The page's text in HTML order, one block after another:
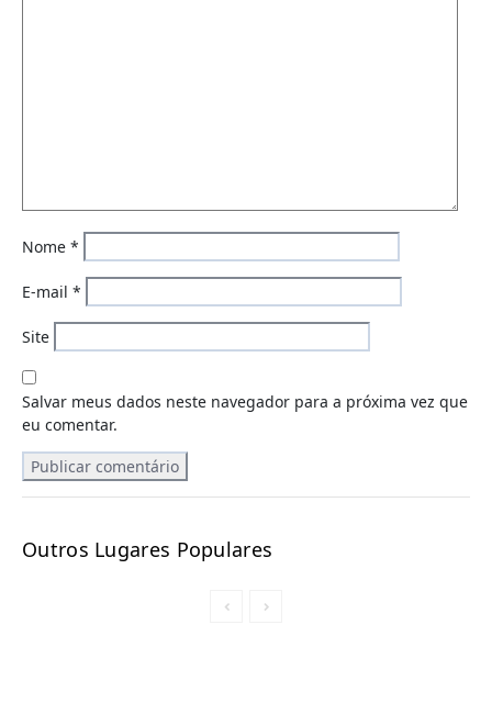
Nome *
E-mail *
Site
Salvar meus dados neste navegador para a próxima vez que
eu comentar.
Outros Lugares Populares